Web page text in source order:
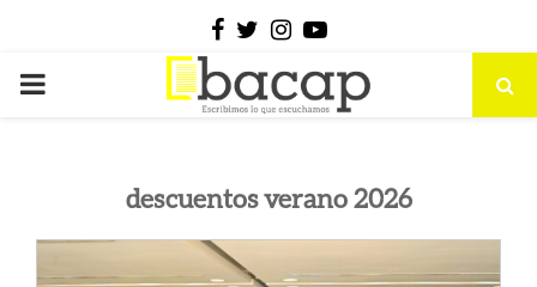
Facebook
Twitter
Instagram
Youtube
PRIMARY
descuentos verano 2026